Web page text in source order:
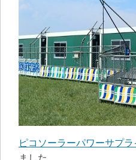
ピコソーラーパワーサプ